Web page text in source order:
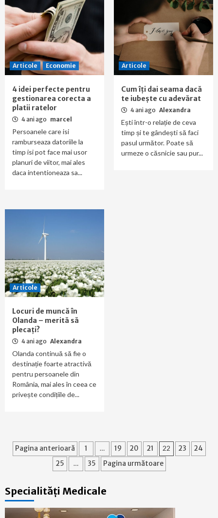
Articole Economie
4 idei perfecte pentru
gestionarea corecta a
platii ratelor
4 ani ago marcel
Persoanele care isi
ramburseaza datoriile la
timp isi pot face mai usor
planuri de viitor, mai ales
daca intentioneaza sa...
Articole
Cum îți dai seama dacă
te iubește cu adevărat
4 ani ago Alexandra
Ești într-o relație de ceva
timp și te gândești să faci
pasul următor. Poate să
urmeze o căsnicie sau pur...
Articole
Locuri de muncă în
Olanda – merită să
plecați?
4 ani ago Alexandra
Olanda continuă să fie o
destinație foarte atractivă
pentru persoanele din
România, mai ales în ceea ce
privește condițiile de...
Paginație
articole
Pagina anterioară 1 … 19 20 21 22 23
24
25
… 35 Pagina următoare
Specialități Medicale